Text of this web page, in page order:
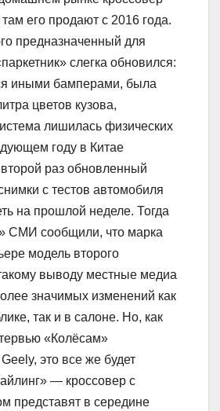
его продают с 2016 года.
предназначенный для
слегка обновился:
иными бамперами, была
цветов кузова,
лишилась физических
году в Китае
раз обновленный
с тестов автомобиля
на прошлой неделе. Тогда
СМИ сообщили, что марка
модель второго
выводу местные медиа
значимых изменений как
так и в салоне. Но, как
«Колёсам»
это все же будет
— кроссовер с
представят в середине